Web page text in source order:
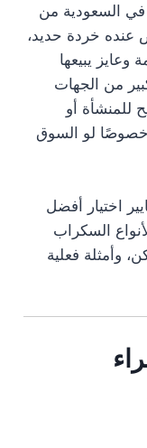
في السعودية من
عنده خردة حديد،
وعايز يبيعها
من الجهات
للمنشأة أو
لو السوق
اختيار أفضل
السكراب
وأمثلة فعلية